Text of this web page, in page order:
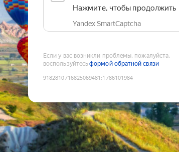
Нажмите, чтобы продолжить
Yandex SmartCaptcha
Если у вас возникли проблемы, пожалуйста,
воспользуйтесьформой обратной связи
9182810716825069481 :1786101984